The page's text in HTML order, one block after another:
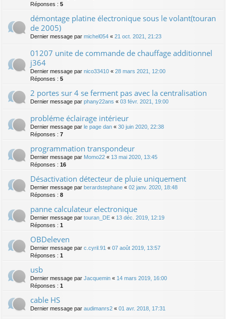
Réponses : 5
démontage platine électronique sous le volant(touran
de 2005)
Dernier message par michel054 « 21 oct. 2021, 21:23
01207 unite de commande de chauffage additionnel
j364
Dernier message par nico33410 « 28 mars 2021, 12:00
Réponses : 5
2 portes sur 4 se ferment pas avec la centralisation
Dernier message par phany22ans « 03 févr. 2021, 19:00
probléme éclairage intérieur
Dernier message par le page dan « 30 juin 2020, 22:38
Réponses : 7
programmation transpondeur
Dernier message par Momo22 « 13 mai 2020, 13:45
Réponses : 16
Désactivation détecteur de pluie uniquement
Dernier message par berardstephane « 02 janv. 2020, 18:48
Réponses : 8
panne calculateur electronique
Dernier message par touran_DE « 13 déc. 2019, 12:19
Réponses : 1
OBDeleven
Dernier message par c.cyril.91 « 07 août 2019, 13:57
Réponses : 1
usb
Dernier message par Jacquemin « 14 mars 2019, 16:00
Réponses : 1
cable HS
Dernier message par audimanrs2 « 01 avr. 2018, 17:31